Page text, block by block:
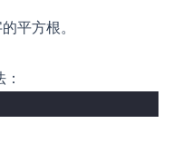
平方根。